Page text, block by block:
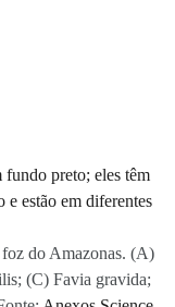
do Amazonas. (A)
(C) Favia gravida;